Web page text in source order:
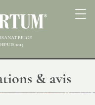
BELGE
2015
& avis